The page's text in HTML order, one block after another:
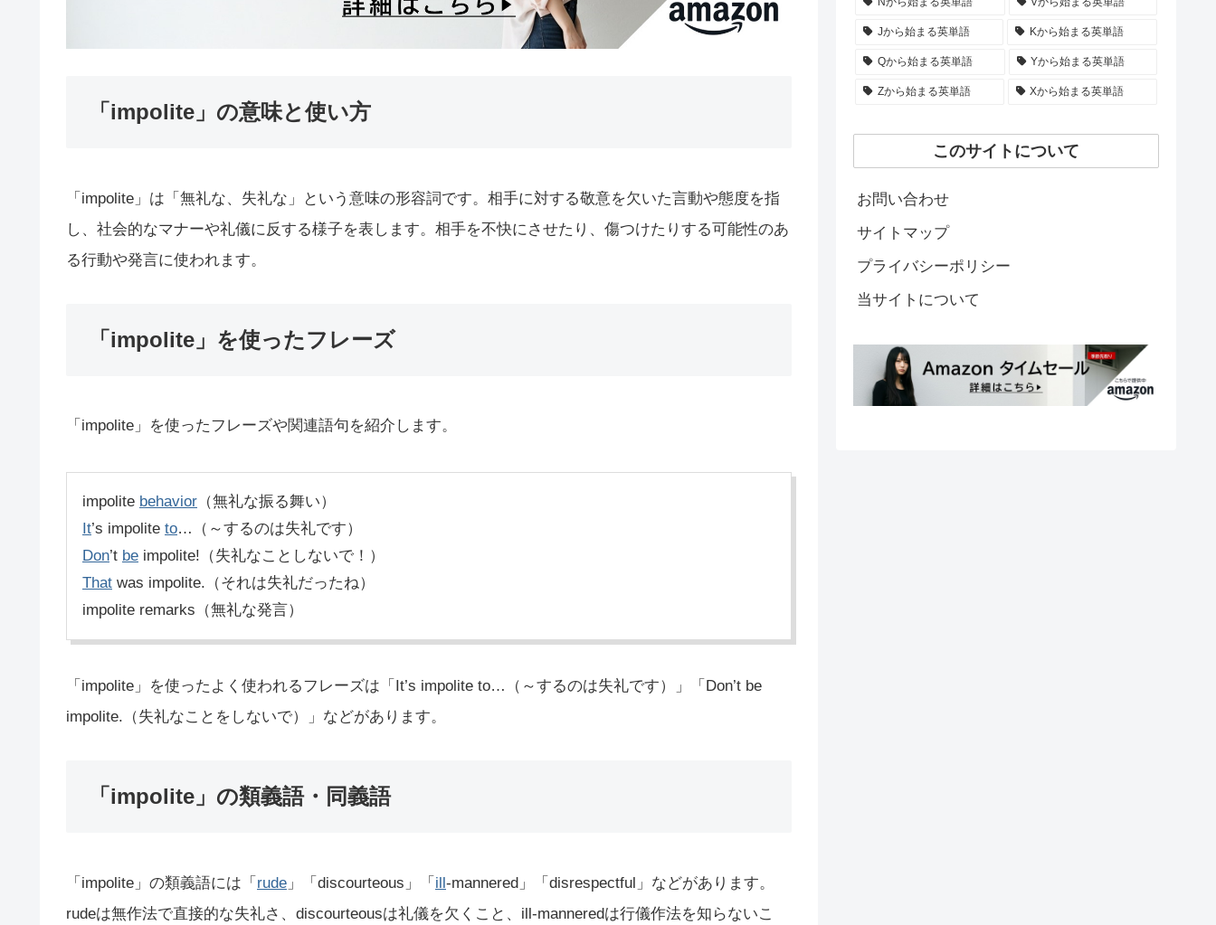
「impolite」の意味と使い方
「impolite」は「無礼な、失礼な」という意味の形容詞です。相手に対する敬意を欠いた言動や態度を指
し、社会的なマナーや礼儀に反する様子を表します。相手を不快にさせたり、傷つけたりする可能性のあ
る行動や発言に使われます。
「impolite」を使ったフレーズ
「impolite」を使ったフレーズや関連語句を紹介します。
impolite behavior （無礼な振る舞い）
It’s impolite to…（～するのは失礼です）
Don’t be impolite!（失礼なことしないで！）
That was impolite.（それは失礼だったね）
impolite remarks（無礼な発言）
「impolite」を使ったよく使われるフレーズは「It’s impolite to…（～するのは失礼です）」「Don’t be
impolite.（失礼なことをしないで）」などがあります。
「impolite」の類義語・同義語
「impolite」の類義語には「 rude 」「discourteous」「 ill-mannered」「disrespectful」などがあります。
rudeは無作法で直接的な失礼さ、discourteousは礼儀を欠くこと、ill-manneredは行儀作法を知らないこ
Jから始まる英単語 Kから始まる英単語
Qから始まる英単語 Yから始まる英単語
Zから始まる英単語 Xから始まる英単語
このサイトについて
お問い合わせ
サイトマップ
プライバシーポリシー
当サイトについて